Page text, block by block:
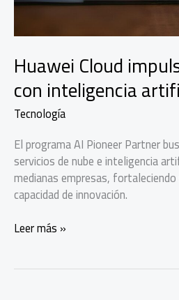
Huawei Cloud
con inteligencia
Tecnología
El programa AI Pioneer Partner
servicios de nube e inteligencia
medianas empresas,
capacidad de innovación.
Huawei
Leer más »